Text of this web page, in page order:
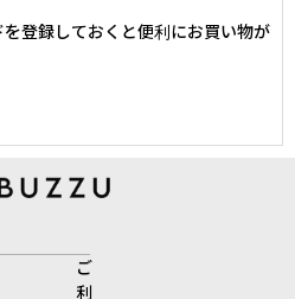
登録しておくと便利にお買い物が
ご
利